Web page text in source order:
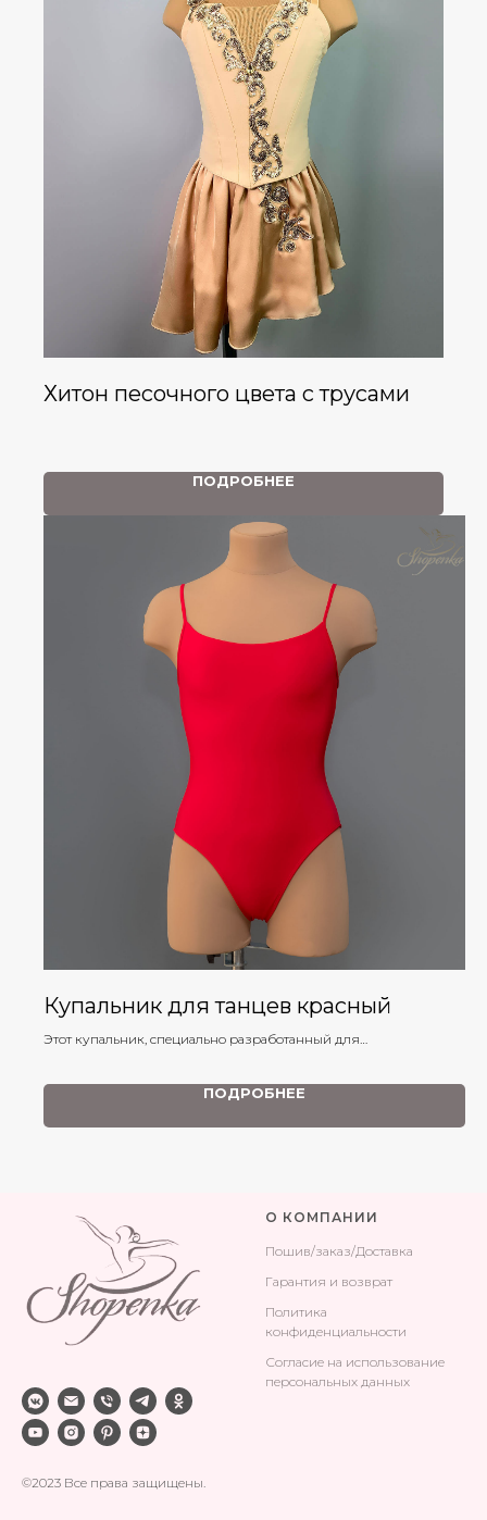
Хитон песочного цвета с трусами
ПОДРОБНЕЕ
Купальник для танцев красный
Этот купальник, специально разработанный для
ПОДРОБНЕЕ
©2023 Все права защищены.
О КОМПАНИИ
Пошив/заказ/Доставка
Гарантия и возврат
Политика
конфиденциальности
Согласие на использование
персональных данных